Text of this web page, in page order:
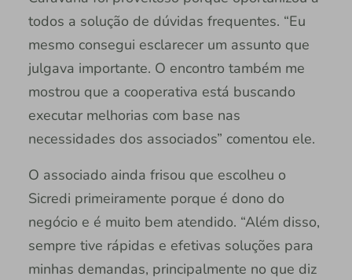
todos a solução de dúvidas frequentes. “Eu
mesmo consegui esclarecer um assunto que
julgava importante. O encontro também me
mostrou que a cooperativa está buscando
executar melhorias com base nas
necessidades dos associados” comentou ele.
O associado ainda frisou que escolheu o
Sicredi primeiramente porque é dono do
negócio e é muito bem atendido. “Além disso,
sempre tive rápidas e efetivas soluções para
minhas demandas, principalmente no que diz